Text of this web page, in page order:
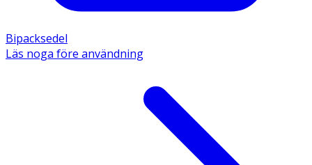
Bipacksedel
Läs noga före användning